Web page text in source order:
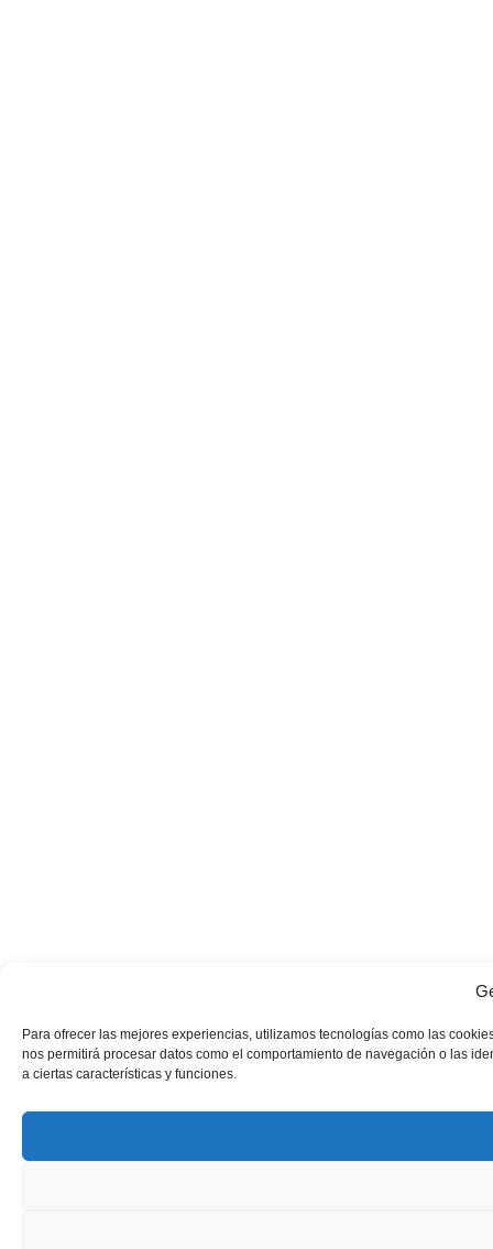
Para ofrecer las mejores experiencias, utilizamos tecnologías como las
nos permitirá procesar datos como el comportamiento de navegación o las
a ciertas características y funciones.